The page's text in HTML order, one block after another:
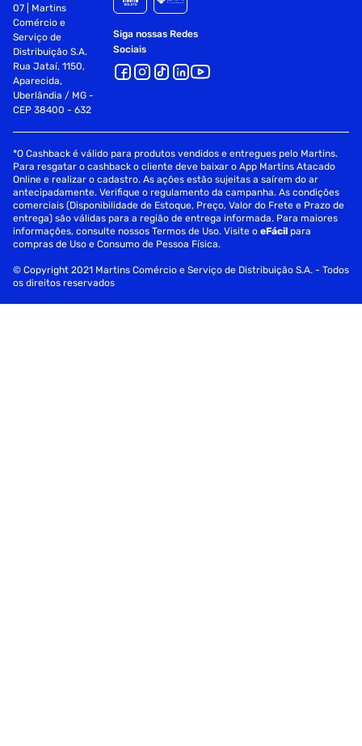
07 | Martins
Comércio e
Serviço de
Distribuição S.A.
Rua Jataí, 1150,
Aparecida,
Uberlândia / MG -
CEP 38400 - 632
Siga nossas Redes
Sociais
*O Cashback é válido para produtos vendidos e entregues pelo Martins.
Para resgatar o cashback o cliente deve baixar o App Martins Atacado
Online e realizar o cadastro. As ações estão sujeitas a saírem do ar
antecipadamente. Verifique o regulamento da campanha. As condições
comerciais (Disponibilidade de Estoque, Preço, Valor do Frete e Prazo de
entrega) são válidas para a região de entrega informada. Para maiores
informações, consulte nossos Termos de Uso. Visite oeFácil para
compras de Uso e Consumo de Pessoa Física.
© Copyright 2021 Martins Comércio e Serviço de Distribuição S.A. - Todos
os direitos reservados